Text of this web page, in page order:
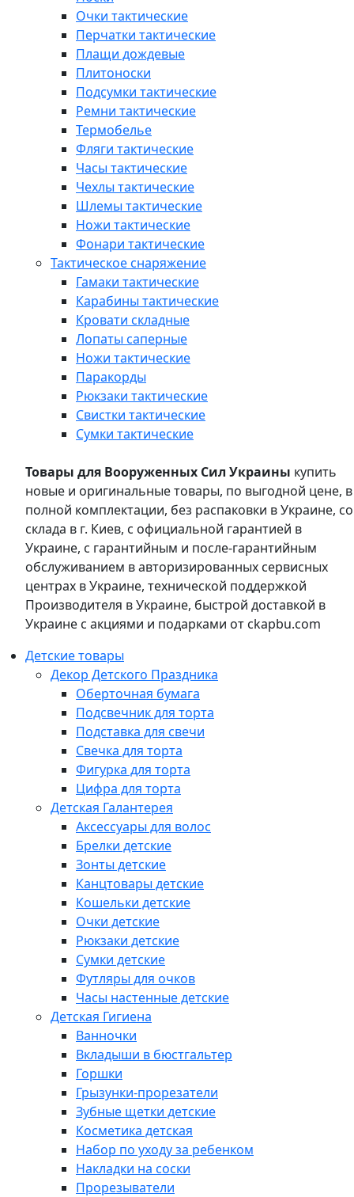
Очки тактические
Перчатки тактические
Плащи дождевые
Плитоноски
Подсумки тактические
Ремни тактические
Термобелье
Фляги тактические
Часы тактические
Чехлы тактические
Шлемы тактические
Ножи тактические
Фонари тактические
Тактическое снаряжение
Гамаки тактические
Карабины тактические
Кровати складные
Лопаты саперные
Ножи тактические
Паракорды
Рюкзаки тактические
Свистки тактические
Сумки тактические
Товары для Вооруженных Сил Украины купить
новые и оригинальные товары, по выгодной цене, в
полной комплектации, без распаковки в Украине, со
склада в г. Киев, с официальной гарантией в
Украине, с гарантийным и после-гарантийным
обслуживанием в авторизированных сервисных
центрах в Украине, технической поддержкой
Производителя в Украине, быстрой доставкой в
Украине с акциями и подарками от ckapbu.com
Детские товары
Декор Детского Праздника
Оберточная бумага
Подсвечник для торта
Подставка для свечи
Свечка для торта
Фигурка для торта
Цифра для торта
Детская Галантерея
Аксессуары для волос
Брелки детские
Зонты детские
Канцтовары детские
Кошельки детские
Очки детские
Рюкзаки детские
Сумки детские
Футляры для очков
Часы настенные детские
Детская Гигиена
Ванночки
Вкладыши в бюстгальтер
Горшки
Грызунки-прорезатели
Зубные щетки детские
Косметика детская
Набор по уходу за ребенком
Накладки на соски
Прорезыватели